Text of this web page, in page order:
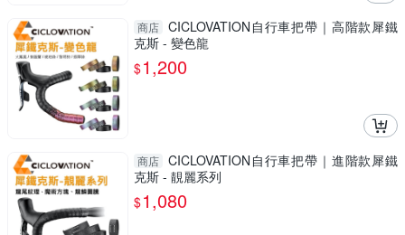
商店 CICLOVATION自行車把帶｜高階款犀鐵
克斯 - 變色龍
$1,200
商店 CICLOVATION自行車把帶｜進階款犀鐵
克斯 - 靚麗系列
$1,080